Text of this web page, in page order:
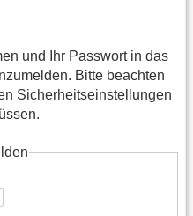
und Ihr Passwort in das
Bitte beachten
Sicherheitseinstellungen